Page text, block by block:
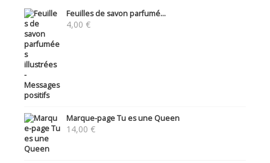
Feuilles de savon parfumé...
4,00 €
Marque-page Tu es une Queen
14,00 €